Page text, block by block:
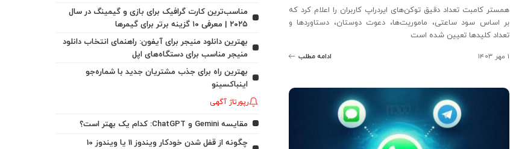
همستر کامبت تعداد دقیق توکن‌های ایردراپ کاربران را اعلام کرد که
بر اساس سود ساعتی، ماموریت‌ها، دعوت دوستان، دستاوردها و
تعداد کلیدها تعیین شده است
۱ مهر ۱۴۰۳ ادامه مطلب
مناسب‌ترین کارت گرافیک برای بازی و گیمینگ در سال
۲۰۲۵ | معرفی ۱۰ گزینه برتر برای گیمرها
بهترین دانلود منیجر برای آیفون: راهنمای انتخاب دانلود
منیجر مناسب برای دستگاه‌های اپل
بهترین راه برای جذب مشتریان جدید با شماره‌جو
اینباکسینو
رپورتاژ آگهی
مقایسه Gemini و ChatGPT: کدام یک بهتر است؟
چگونه از قفل شدن خودکار ویندوز 11 یا ویندوز 10